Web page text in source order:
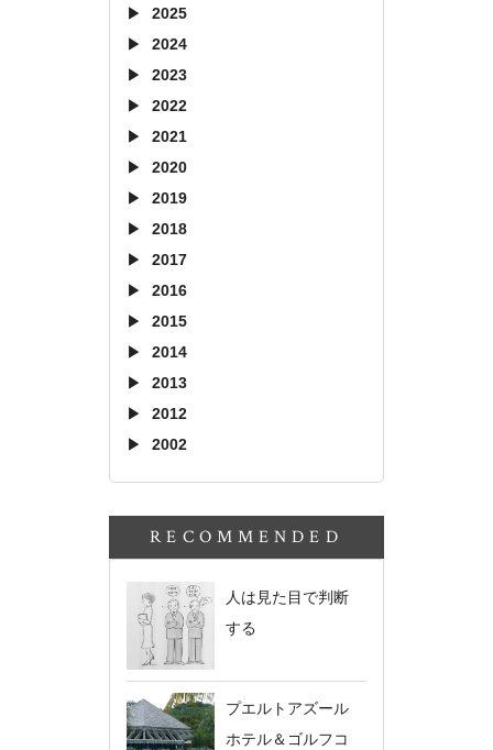
2025
2024
2023
2022
2021
2020
2019
2018
2017
2016
2015
2014
2013
2012
2002
RECOMMENDED
人は見た目で判断
する
プエルトアズール
ホテル＆ゴルフコ